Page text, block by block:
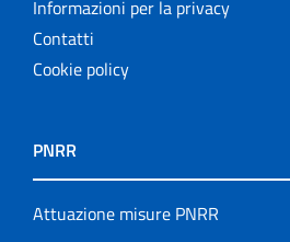
Informazioni per la privacy
Contatti
Cookie policy
PNRR
Attuazione misure PNRR